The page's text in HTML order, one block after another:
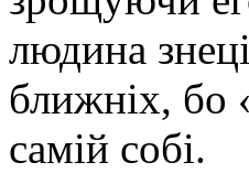
людина
ближніх, бо
самій собі.